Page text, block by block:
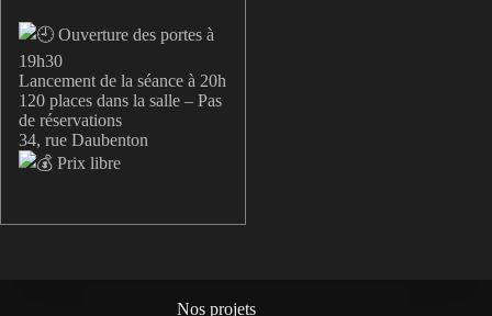
Ouverture des portes à
19h30
Lancement de la séance à 20h
120 places dans la salle – Pas
de réservations
34, rue Daubenton
Prix libre
Nos projets